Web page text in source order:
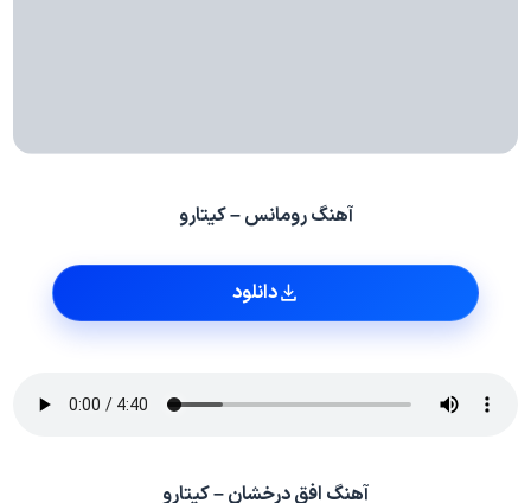
آهنگ رومانس – کیتارو
دانلود
آهنگ افق درخشان – کیتارو